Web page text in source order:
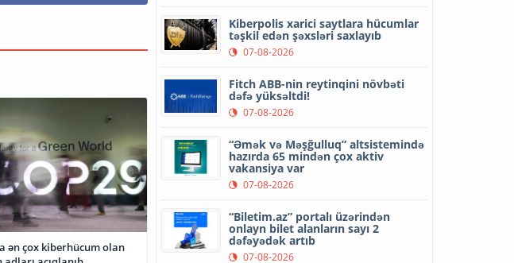
ən çox kiberhücum olan
Kiberpolis xarici saytlara hücumlar
təşkil edən şəxsləri saxlayıb
07-08-2026
Fitch ABB-nin reytinqini növbəti
dəfə yüksəltdi!
07-08-2026
“Əmək və Məşğulluq” altsistemində
hazırda 65 mindən çox aktiv
vakansiya var
07-08-2026
“Biletim.az” portalı üzərindən
onlayn bilet alanların sayı 2
dəfəyədək artıb
07-08-2026